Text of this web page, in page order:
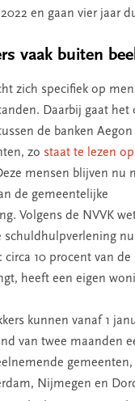
en gaan vier jaar
vaak buiten
zich specifiek op
Daarbij gaat het
de banken Aegon
zo staat te lezen op
mensen blijven nu
de gemeentelijke
Volgens de NVVK
schuldhulpverlening
10 procent van de
heeft een eigen
kunnen vanaf 1
van twee maanden
Nijmegen en